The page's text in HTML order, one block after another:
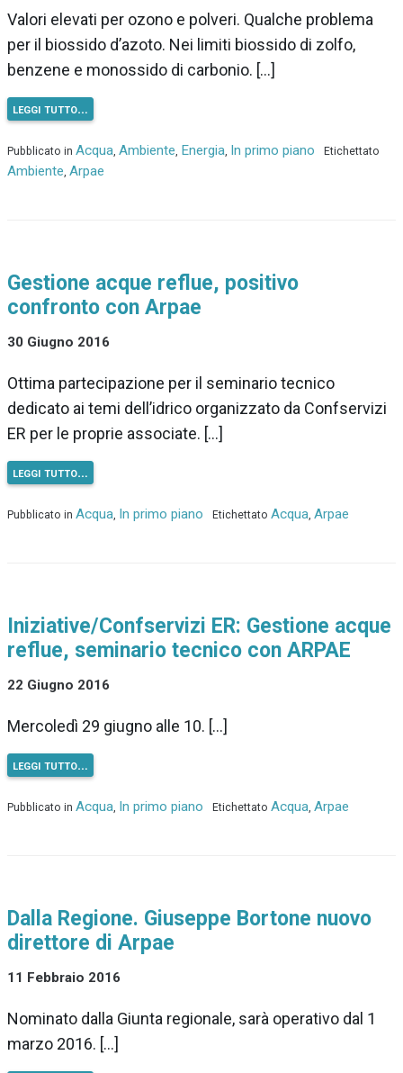
Valori elevati per ozono e polveri. Qualche problema
per il biossido d’azoto. Nei limiti biossido di zolfo,
benzene e monossido di carbonio. […]
leggi tutto…
Pubblicato in Acqua Ambiente Energia In primo piano Etichettato
Ambiente Arpae
Gestione acque reflue, positivo
confronto con Arpae
30 Giugno 2016
Ottima partecipazione per il seminario tecnico
dedicato ai temi dell’idrico organizzato da Confservizi
ER per le proprie associate. […]
leggi tutto…
Pubblicato in Acqua In primo piano Etichettato Acqua Arpae
Iniziative/Confservizi ER: Gestione acque
reflue, seminario tecnico con ARPAE
22 Giugno 2016
Mercoledì 29 giugno alle 10. […]
leggi tutto…
Pubblicato in Acqua In primo piano Etichettato Acqua Arpae
Dalla Regione. Giuseppe Bortone nuovo
direttore di Arpae
11 Febbraio 2016
Nominato dalla Giunta regionale, sarà operativo dal 1
marzo 2016. […]